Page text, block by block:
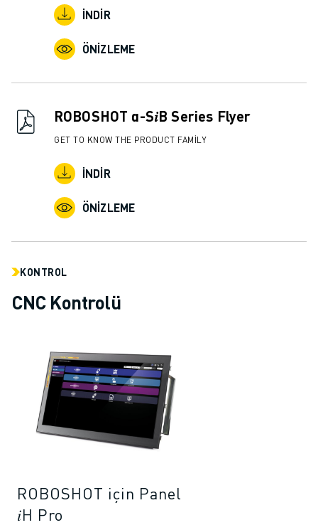
İNDIR
ÖNIZLEME
ROBOSHOT α-S𝑖B Series Flyer
GET TO KNOW THE PRODUCT FAMILY
İNDIR
ÖNIZLEME
KONTROL
CNC Kontrolü
ROBOSHOT için Panel
𝑖H Pro